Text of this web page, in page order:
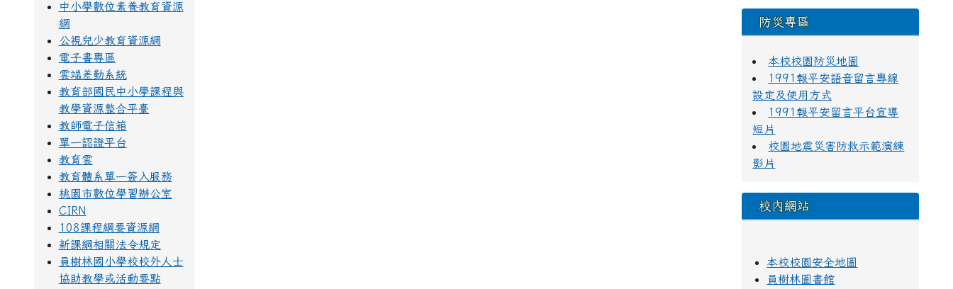
中小學數位素養教育資源
網
公視兒少教育資源網
電子書專區
雲端差勤系統
教育部國民中小學課程與
教學資源整合平臺
教師電子信箱
單一認證平台
教育雲
教育體系單一簽入服務
桃園市數位學習辦公室
CIRN
108課程綱要資源網
新課綱相關法令規定
員樹林國小學校校外人士
協助教學或活動要點
防災專區
本校校園防災地圖
1991報平安語音留言專線
設定及使用方式
1991報平安留言平台宣導
短片
校園地震災害防救示範演練
影片
校內網站
本校校園安全地圖
員樹林圖書館